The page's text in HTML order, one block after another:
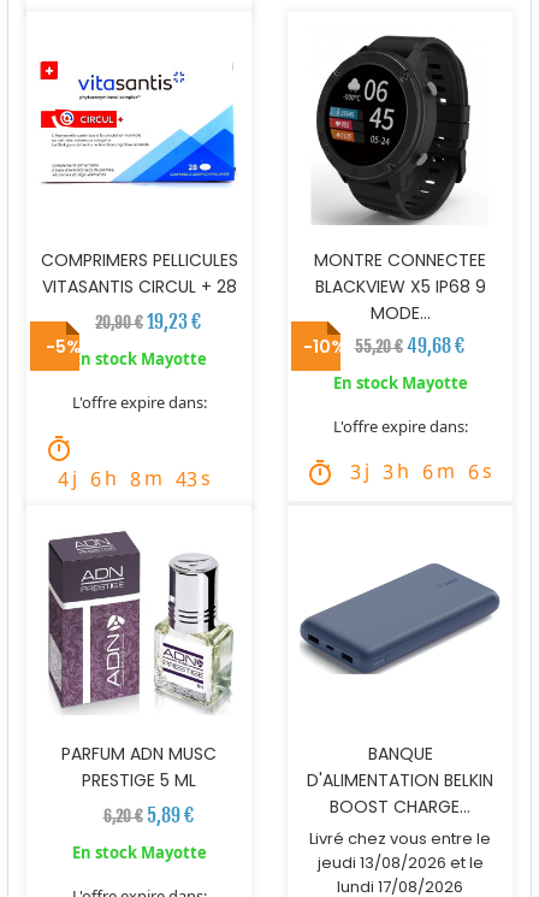
COMPRIMERS PELLICULES
VITASANTIS CIRCUL + 28
20,90 €19,23 €
En stock Mayotte
L'offre expire dans:
timer
4j 6h 8m 42s
MONTRE CONNECTEE
BLACKVIEW X5 IP68 9
MODE...
55,20 € 49,68 €
En stock Mayotte
L'offre expire dans:
timer 3j 3h 6m 5s
-5%
PARFUM ADN MUSC
PRESTIGE 5 ML
6,20 € 5,89 €
En stock Mayotte
-10%
BANQUE
D'ALIMENTATION BELKIN
BOOST CHARGE...
Livré chez vous entre le
jeudi 13/08/2026 et le
lundi 17/08/2026